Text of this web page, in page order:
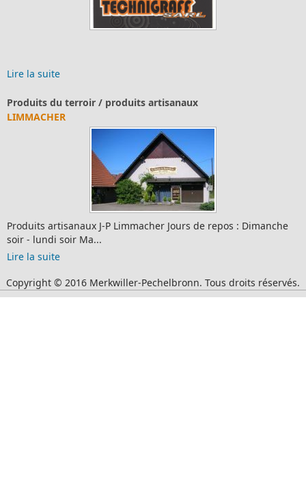
Lire la suite
Où dormir?
GÎTE DE FRANCE : FAMILLE EYERMANN
Gîte n°1618 à MERKWILLER-PECHELBRONN(L'Outre-Forêt) 4
chambres, 9 p...
Lire la suite
Copyright © 2016 Merkwiller-Pechelbronn. Tous droits réservés.